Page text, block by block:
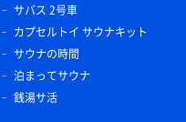
サバス 2号車
カプセルトイ サウナキット
サウナの時間
泊まってサウナ
銭湯サ活